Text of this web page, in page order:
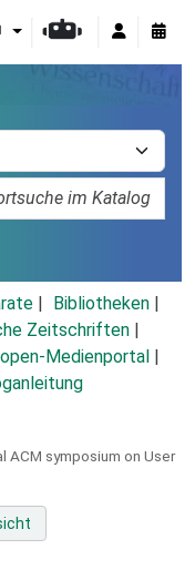
Bibliotheken
Zeitschriften
Medienportal
ACM symposium on User